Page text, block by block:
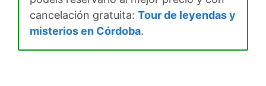
cancelación gratuita: Tour de leyendas y
misterios en Córdoba.